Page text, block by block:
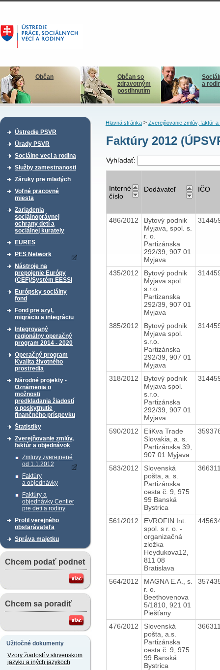
Občan
Občan so
zdravotným
postihnutím
a
Ústredie PSVR
Úrady PSVR
Sociálne veci a rodina
Služby zamestnanosti
Záruky pre mladých
Voľné pracovné
miesta
Zariadenia
sociálnoprávnej
ochrany detí a
sociálnej kurately
EURES
PES Network
Nástroje na
prepojenie Európy
(CEF)/Systém EESSI
Európsky sociálny
fond
Fond pre azyl,
migráciu a integráciu
Integrovaný
regionálny operačný
program 2014 - 2020
Operačný program
Kvalita životného
prostredia
Národné projekty -
Oznámenia o
možnosti
predkladania žiadostí
o poskytnutie
finančného príspevku
Štatistiky
Zverejňovanie zmlúv,
faktúr a objednávok
Zmluvy zverejnené
od 1.1.2012
Faktúry
a objednávky
Faktúry a
objednávky Centier
pre deti a rodiny
Profil verejného
obstarávateľa
Správa majetku
Chcem podať podnet
Chcem sa poradiť
Užitočné dokumenty
Vzory žiadostí v slovenskom
jazyku a iných jazykoch
Hlavná stránka> Zverejňovanie zmlúv, faktúr a
Faktúry 2012
Vyhľadať:
Interné
číslo
Dodávateľ IČO
486/2012
Bytový podnik
Myjava, spol. s.
r. o.
Partizánska
292/39, 907 01
Myjava
435/2012
Bytový podnik
Myjava spol.
s.r.o.
Partizanska
292/39, 907 01
Myjava
385/2012
Bytový podnik
Myjava spol.
s.r.o.
Partizánska
292/39, 907 01
Myjava
318/2012
Bytový podnik
Myjava spol.
s.r.o.
Partizánska
292/39, 907 01
Myjava
590/2012
EliKva Trade
Slovakia, a. s.
Partizánska 39,
907 01 Myjava
583/2012
Slovenská
pošta, a. s.
Partizánska
cesta č. 9, 975
99 Banská
Bystrica
561/2012
EVROFIN Int.
spol. s r. o. -
organizačná
zložka
Heydukova12,
811 08
Bratislava
564/2012
MAGNA E.A., s.
r. o.
Beethovenova
5/1810, 921 01
Piešťany
476/2012
Slovenská
pošta, a.s.
Partizánska
cesta č. 9, 975
99 Banská
Bystrica